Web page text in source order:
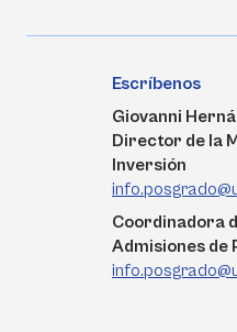
Escríbenos
Giovanni
Director de la
Inversión
Coordinadora
Admisiones de